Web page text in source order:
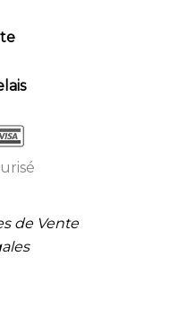
de Vente